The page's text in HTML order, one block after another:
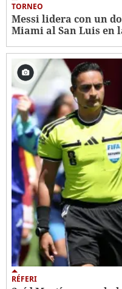
TORNEO
Messi lidera con un
Miami al San Luis en
RÉFERI